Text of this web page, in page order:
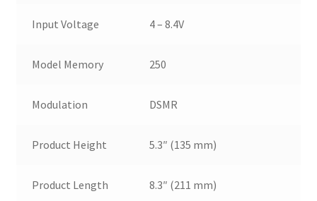
Input Voltage 4 – 8.4V
Model Memory 250
Modulation DSMR
Product Height 5.3″ (135 mm)
Product Length 8.3″ (211 mm)